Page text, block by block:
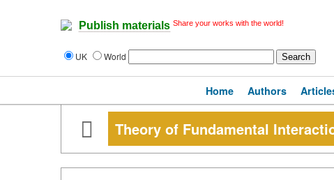
Publish materials Share your works with the world!
UK World
Home Authors
Theory of Fundamental